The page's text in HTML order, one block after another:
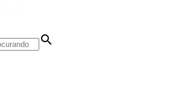
search